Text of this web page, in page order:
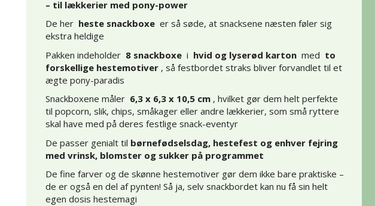
– til lækkerier med pony-power
De her heste snackboxeer så søde, at snacksene næsten føler sig
ekstra heldige
Pakken indeholder 8 snackboxei hvid og lyserød kartonmed to
forskellige hestemotiver, så festbordet straks bliver forvandlet til et
ægte pony-paradis
Snackboxene måler 6,3 x 6,3 x 10,5 cm, hvilket gør dem helt perfekte
til popcorn, slik, chips, småkager eller andre lækkerier, som små ryttere
skal have med på deres festlige snack-eventyr
De passer genialt til børnefødselsdag, hestefest og enhver fejring
med vrinsk, blomster og sukker på programmet
De fine farver og de skønne hestemotiver gør dem ikke bare praktiske –
de er også en del af pynten! Så ja, selv snackbordet kan nu få sin helt
egen dosis hestemagi